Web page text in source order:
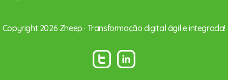
Copyright 2026 Zheep · Transformação digital ágil e integrada!